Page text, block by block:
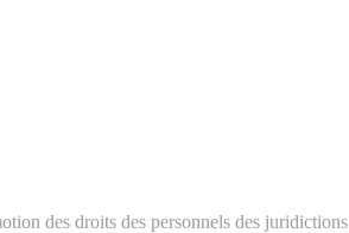
des droits des personnels des juridictions